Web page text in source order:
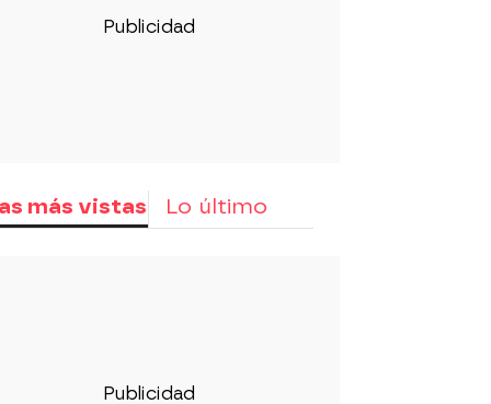
más vistas Lo último